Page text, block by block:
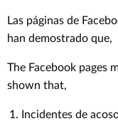
Las páginas de
han demostrado que,
The Facebook pages
shown that,
Incidentes de